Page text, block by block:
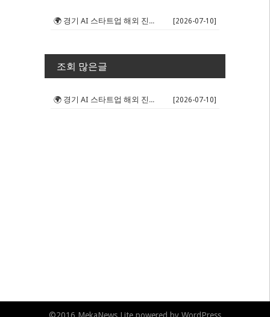
🌍 경기 AI 스타트업 해외 진출 판... [2026-07-10]
조회 많은글
🌍 경기 AI 스타트업 해외 진출 판... [2026-07-10]